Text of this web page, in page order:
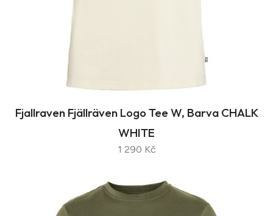
Fjallraven Fjällräven Logo Tee W, Barva CHALK
WHITE
1 290 Kč